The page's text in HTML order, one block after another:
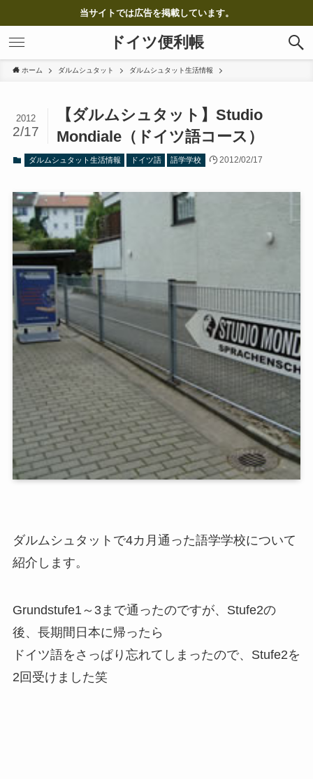
当サイトでは広告を掲載しています。
ドイツ便利帳
ホーム ダルムシュタット ダルムシュタット生活情報
【ダルムシュタット】Studio
Mondiale（ドイツ語コース）
2012
2/17
ダルムシュタット生活情報 ドイツ語 語学学校 2012/02/17
ダルムシュタットで4カ月通った語学学校について
紹介します。
Grundstufe1～3まで通ったのですが、Stufe2の
後、長期間日本に帰ったら
ドイツ語をさっぱり忘れてしまったので、Stufe2を
2回受けました笑